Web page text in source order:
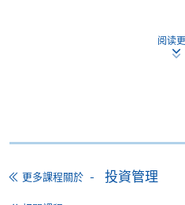
持續進修基金
阅读
更多課程關於 投資管理